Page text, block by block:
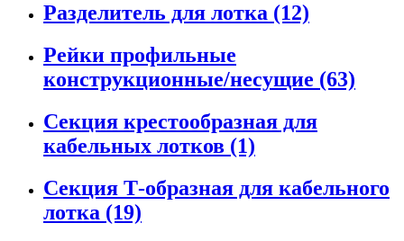
Разделитель для лотка (12)
Рейки профильные
конструкционные/несущие (63)
Секция крестообразная для
кабельных лотков (1)
Секция Т-образная для кабельного
лотка (19)